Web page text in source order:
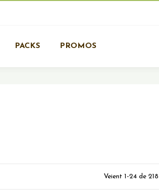
PACKS PROMOS
Veient 1-24 de